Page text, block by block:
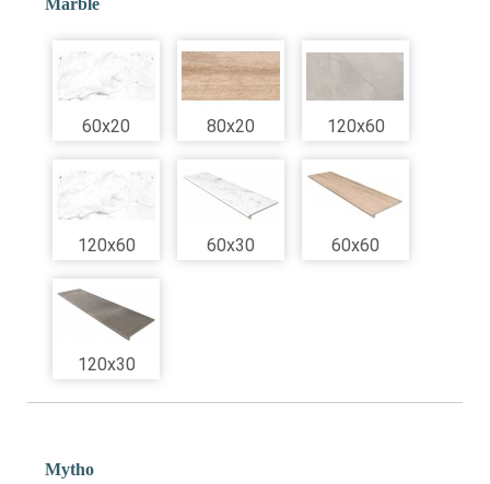
Marble
60x20 80x20 120x60
120x60 60x30 60x60
120x30
Mytho